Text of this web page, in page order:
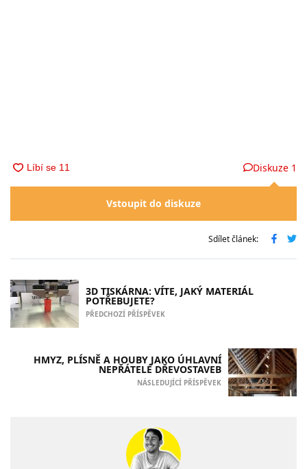
Diskuze 1
Vstoupit do diskuze
Sdílet článek:
3D TISKÁRNA: VÍTE, JAKÝ MATERIÁL
POTŘEBUJETE?
PŘEDCHOZÍ PŘÍSPĚVEK
HMYZ, PLÍSNĚ A HOUBY JAKO ÚHLAVNÍ
NEPŘÁTELÉ DŘEVOSTAVEB
NÁSLEDUJÍCÍ PŘÍSPĚVEK